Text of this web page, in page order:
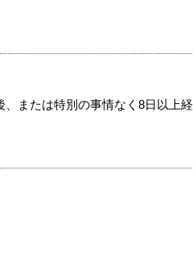
または特別の事情なく8日以上経